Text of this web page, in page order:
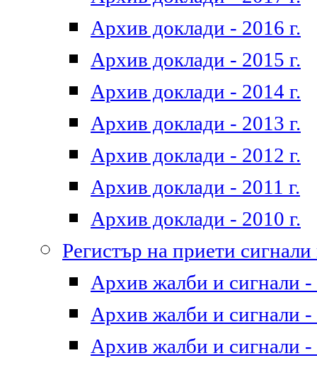
Архив доклади - 2016 г.
Архив доклади - 2015 г.
Архив доклади - 2014 г.
Архив доклади - 2013 г.
Архив доклади - 2012 г.
Архив доклади - 2011 г.
Архив доклади - 2010 г.
Регистър на приети
Архив жалби и сигнали -
Архив жалби и сигнали -
Архив жалби и сигнали -